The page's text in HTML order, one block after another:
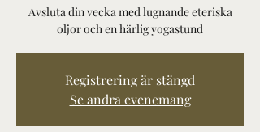
Avsluta din vecka med lugnande eteriska
oljor och en härlig yogastund
Registrering är stängd
Se andra evenemang